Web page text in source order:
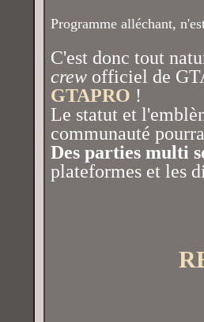
Programme alléchant,
C'est donc tout
crewofficiel de
GTAPRO !
Le statut et
communauté
Des parties multi
plateformes et les